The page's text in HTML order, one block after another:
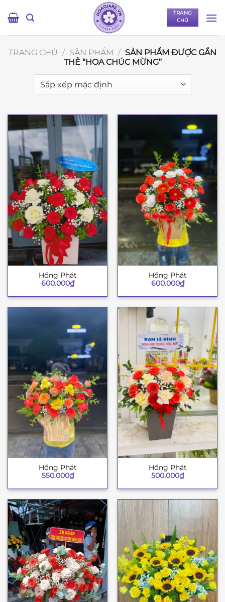
qua
TRANG
CHỦ
TRANG CHỦ / SẢN PHẨM / SẢN PHẨM ĐƯỢC GẮN
THẺ “HOA CHÚC MỪNG”
Hồng Phát
600.000₫
Hồng Phát
600.000₫
Hồng Phát
550.000₫
Hồng Phát
500.000₫